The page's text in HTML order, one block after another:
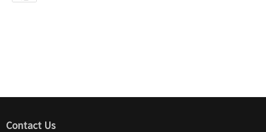
Contact Us